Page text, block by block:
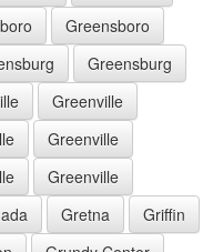
Greensboro
Greensburg
Greenville
Greenville
Greenville
Gretna
Griffin